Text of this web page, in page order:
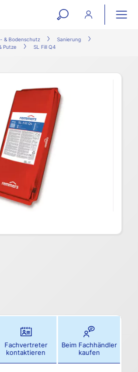
open
search
& Bodenschutz
Sanierung
Putze SL Fill Q4
Fachvertreter
kontaktieren
Beim Fachhändler
kaufen